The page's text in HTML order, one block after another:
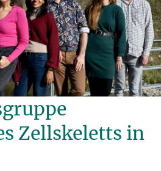
Zellskeletts in